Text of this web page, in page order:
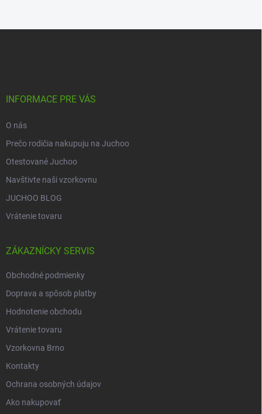
INFORMACE PRE VÁS
O nás
Prečo rodičia nakupuju na Juchoo
Otestované Juchoo
Navštivte naši vzorkovnu
JUCHOO BLOG
Vrátenie tovaru
ZÁKAZNÍCKY SERVIS
Obchodné podmienky
Doprava a spôsob platby
Hodnotenie obchodu
Vrátenie tovaru
Vzorkovna Brno
Kontakty
Ochrana osobných údajov
Ako nakupovať